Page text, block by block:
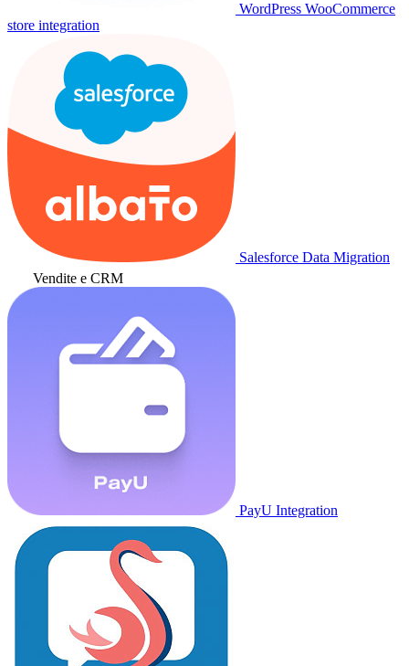
WordPress WooCommerce
store integration
Salesforce Data Migration
Vendite e CRM
PayU Integration